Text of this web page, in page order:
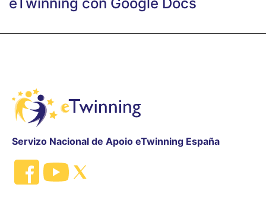
Servizo Nacional de Apoio eTwinning España